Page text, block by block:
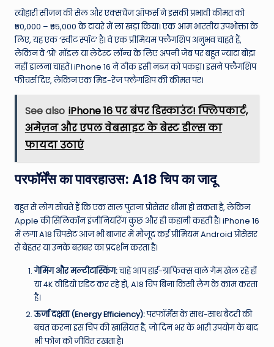
त्योहारी सीजन की सेल और एक्सचेंज ऑफर्स ने इसकी प्रभावी कीमत को
₹50,000 – ₹55,000 के दायरे में ला खड़ा किया। एक आम भारतीय उपभोक्ता के
लिए, यह एक ‘स्वीट स्पॉट’ है। वे एक प्रीमियम फ्लैगशिप अनुभव चाहते हैं,
लेकिन वे ‘प्रो’ मॉडल या लेटेस्ट लॉन्च के लिए अपनी जेब पर बहुत ज्यादा बोझ
नहीं डालना चाहते। iPhone 16 ने ठीक इसी नब्ज को पकड़ा। इसने फ्लैगशिप
फीचर्स दिए, लेकिन एक मिड-रेंज फ्लैगशिप की कीमत पर।
See also iPhone 16 पर बंपर डिस्काउंट! फ्लिपकार्ट,
अमेज़न और एपल वेबसाइट के बेस्ट डील्स का
फायदा उठाएं
परफॉर्मेंस का पावरहाउस: A18 चिप का जादू
बहुत से लोग सोचते हैं कि एक साल पुराना प्रोसेसर धीमा हो सकता है, लेकिन
Apple की सिलिकॉन इंजीनियरिंग कुछ और ही कहानी कहती है। iPhone 16
में लगा A18 चिपसेट आज भी बाजार में मौजूद कई प्रीमियम Android प्रोसेसर
से बेहतर या उनके बराबर का प्रदर्शन करता है।
गेमिंग और मल्टीटास्किंग:चाहे आप हाई-ग्राफिक्स वाले गेम खेल रहे हों
या 4K वीडियो एडिट कर रहे हों, A18 चिप बिना किसी लैग के काम करता
है।
ऊर्जा दक्षता (Energy Efficiency):परफॉर्मेंस के साथ-साथ बैटरी की
बचत करना इस चिप की खासियत है, जो दिन भर के भारी उपयोग के बाद
भी फोन को जीवित रखता है।